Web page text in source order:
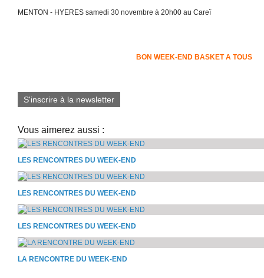
MENTON - HYERES samedi 30 novembre à 20h00 au Careï
BON WEEK-END BASKET A TOUS
S'inscrire à la newsletter
Vous aimerez aussi :
LES RENCONTRES DU WEEK-END
LES RENCONTRES DU WEEK-END
LES RENCONTRES DU WEEK-END
LA RENCONTRE DU WEEK-END